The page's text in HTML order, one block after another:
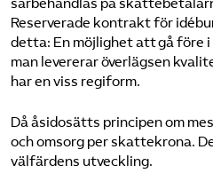
särbehandlas på
Reserverade kontrakt för
detta: En möjlighet att gå före
man levererar överlägsen
har en viss regiform.
Då åsidosätts principen om
och omsorg per skattekrona.
välfärdens utveckling.